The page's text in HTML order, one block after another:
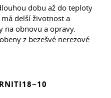
dobu až do teploty
delší životnost a
na obnovu a opravy.
z bezešvé nerezové